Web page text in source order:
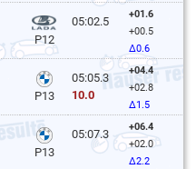
P12
05:02.5
+01.6
+00.5
Δ0.6
P13
05:05.3
10.0
+04.4
+02.8
Δ1.5
P13
05:07.3
+06.4
+02.0
Δ2.2